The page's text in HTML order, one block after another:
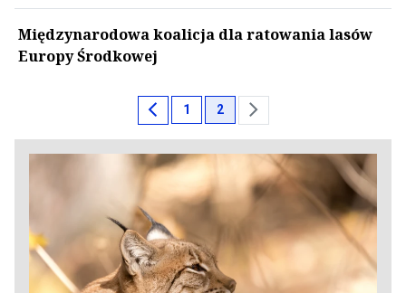
Międzynarodowa koalicja dla ratowania lasów
Europy Środkowej
chevron_left 1 2 chevron_right